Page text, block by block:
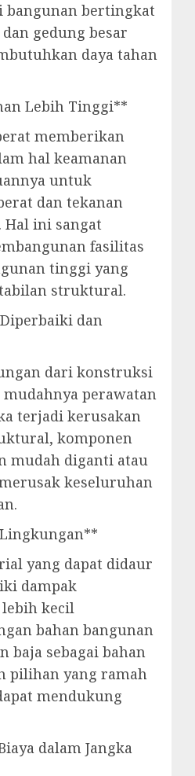
bangunan bertingkat
gedung besar
daya tahan
Lebih Tinggi**
memberikan
hal keamanan
untuk
dan tekanan
ini sangat
fasilitas
tinggi yang
struktural.
dan
dari konstruksi
perawatan
terjadi kerusakan
komponen
mudah diganti atau
keseluruhan
yang dapat didaur
dampak
kecil
bahan bangunan
baja sebagai bahan
pilihan yang ramah
mendukung
dalam Jangka